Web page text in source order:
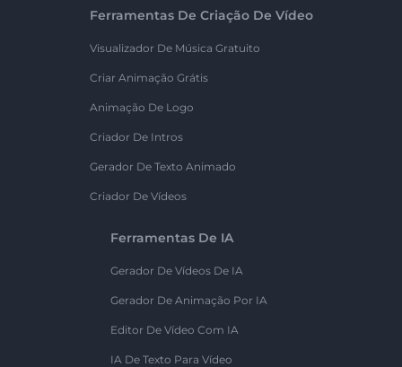
Ferramentas De Criação De Vídeo
Visualizador De Música Gratuito
Criar Animação Grátis
Animação De Logo
Criador De Intros
Gerador De Texto Animado
Criador De Vídeos
Ferramentas De IA
Gerador De Vídeos De IA
Gerador De Animação Por IA
Editor De Vídeo Com IA
IA De Texto Para Vídeo